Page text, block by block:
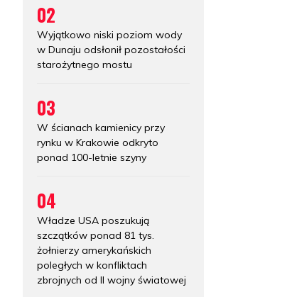
02
Wyjątkowo niski poziom wody
w Dunaju odsłonił pozostałości
starożytnego mostu
03
W ścianach kamienicy przy
rynku w Krakowie odkryto
ponad 100-letnie szyny
04
Władze USA poszukują
szczątków ponad 81 tys.
żołnierzy amerykańskich
poległych w konfliktach
zbrojnych od II wojny światowej